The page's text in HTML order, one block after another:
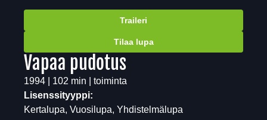
Traileri
Tilaa lupa
Vapaa pudotus
1994 | 102 min | toiminta
Lisenssityyppi:
Kertalupa, Vuosilupa, Yhdistelmälupa